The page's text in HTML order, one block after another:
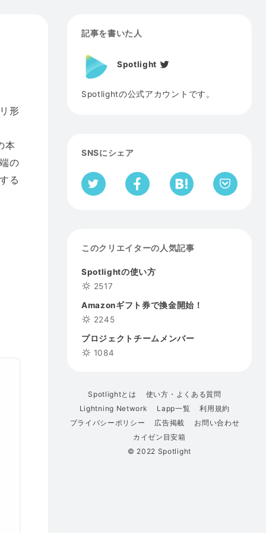
形
本
の
る
記事を書いた人
Spotlight
Spotlightの公式アカウントです。
SNSにシェア
このクリエイターの人気記事
Spotlightの使い方
2517
Amazonギフト券で換金開始！
2245
プロジェクトチームメンバー
1084
Spotlightとは
使い方・よくある質問
Lightning Network
Lapp一覧
利用規約
プライバシーポリシー
広告掲載
お問い合わせ
カイゼン目安箱
© 2022 Spotlight